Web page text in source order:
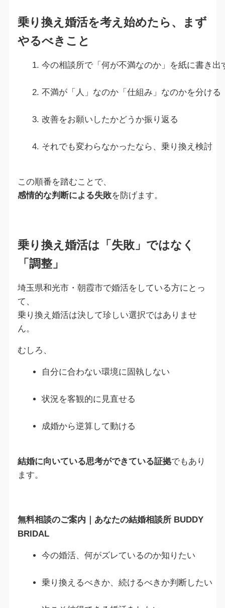
乗り換え婚活を考え始めたら、まず
やるべきこと
今の相談所で「何が不満なのか」を紙に書き出
不満が「人」なのか「仕組み」なのかを分ける
改善をお願いしたかどうか振り返る
それでも変わらなかったなら、乗り換え検討
この順番を踏むことで、
感情的な判断による失敗を防げます。
乗り換え婚活は「失敗」ではなく
「調整」
埼玉県和光市・朝霞市で婚活をしている方にとっ
て、
乗り換え婚活は決して珍しい選択ではありませ
ん。
むしろ、
自分に合わない環境に固執しない
状況を客観的に見直せる
成婚から逆算して動ける
結婚に向いている思考ができている証拠でもあり
ます。
無料相談のご案内｜あなたの結婚相談所 BUDDY
BRIDAL
今の婚活、何がズレているのか知りたい
乗り換えるべきか、続けるべきか判断したい